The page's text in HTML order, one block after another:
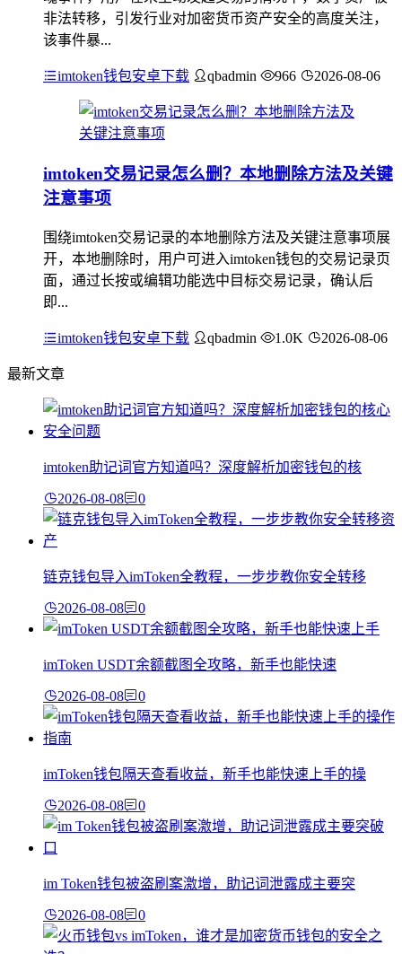
非法转移，引发行业对加密货币资产安全的高度关注，
该事件暴...
imtoken钱包安卓下载 qbadmin 966 2026-08-06
imtoken交易记录怎么删？本地删除方法及关键
注意事项
围绕imtoken交易记录的本地删除方法及关键注意事项展
开，本地删除时，用户可进入imtoken钱包的交易记录页
面，通过长按或编辑功能选中目标交易记录，确认后
即...
imtoken钱包安卓下载 qbadmin 1.0K 2026-08-06
最新文章
imtoken助记词官方知道吗？深度解析加密钱包的核
2026-08-08 0
链克钱包导入imToken全教程，一步步教你安全转移
2026-08-08 0
imToken USDT余额截图全攻略，新手也能快速
2026-08-08 0
imToken钱包隔天查看收益，新手也能快速上手的操
2026-08-08 0
im Token钱包被盗刷案激增，助记词泄露成主要突
2026-08-08 0